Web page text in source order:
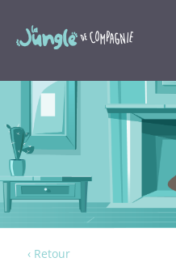
‹ Retour